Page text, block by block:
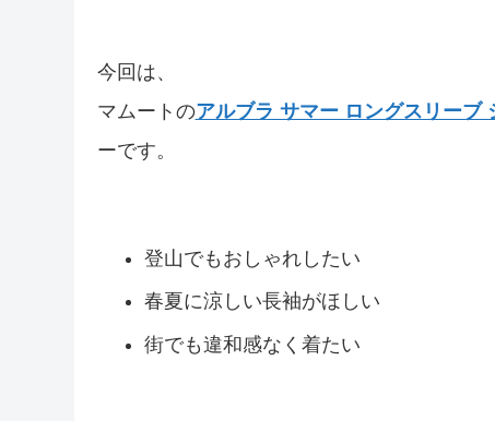
今回は、
マムートのアルブラ サマー ロングスリーブ
ーです。
登山でもおしゃれしたい
春夏に涼しい長袖がほしい
街でも違和感なく着たい